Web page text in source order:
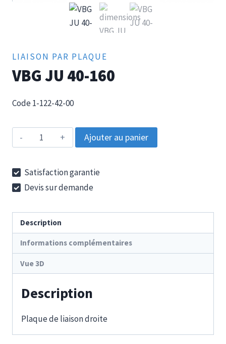
LIAISON PAR PLAQUE
VBG JU 40-160
Code 1-122-42-00
quantité
de
JU
40-
Ajouter au panier
Satisfaction garantie
Devis sur demande
Description
Informations complémentaires
Vue 3D
Description
Plaque de liaison droite